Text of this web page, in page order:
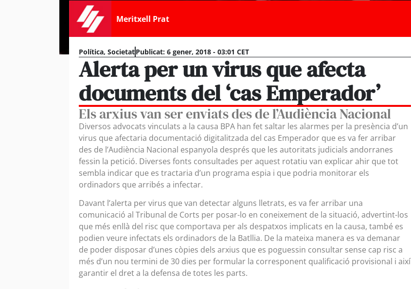
Meritxell Prat
Política, SocietatPublicat: 6 gener, 2018 - 03:01 CET
Alerta per un virus que afecta
documents del ‘cas Emperador’
Els arxius van ser enviats des de l’Audiència Nacional
Diversos advocats vinculats a la causa BPA han fet saltar les alarmes per la presència d’un
virus que afectaria documentació digitalitzada del cas Emperador que es va fer arribar
des de l’Audiència Nacional espanyola després que les autoritats judicials andorranes
fessin la petició. Diverses fonts consultades per aquest rotatiu van explicar ahir que tot
sembla indicar que es tractaria d’un programa espia i que podria monitorar els
ordinadors que arribés a infectar.
Davant l’alerta per virus que van detectar alguns lletrats, es va fer arribar una
comunicació al Tribunal de Corts per posar-lo en coneixement de la situació, advertint-los
que més enllà del risc que comportava per als despatxos implicats en la causa, també es
podien veure infectats els ordinadors de la Batllia. De la mateixa manera es va demanar
de poder disposar d’unes còpies dels arxius que es poguessin consultar sense cap risc a
més d’un nou termini de 30 dies per formular la corresponent qualificació provisional i així
garantir el dret a la defensa de totes les parts.